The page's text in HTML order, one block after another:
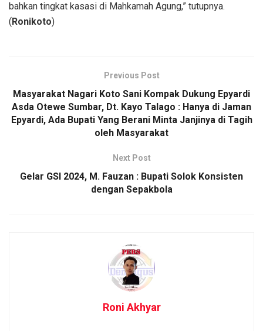
bahkan tingkat kasasi di Mahkamah Agung,” tutupnya.
(Ronikoto)
Previous Post
Masyarakat Nagari Koto Sani Kompak Dukung Epyardi
Asda Otewe Sumbar, Dt. Kayo Talago : Hanya di Jaman
Epyardi, Ada Bupati Yang Berani Minta Janjinya di Tagih
oleh Masyarakat
Next Post
Gelar GSI 2024, M. Fauzan : Bupati Solok Konsisten
dengan Sepakbola
Roni Akhyar